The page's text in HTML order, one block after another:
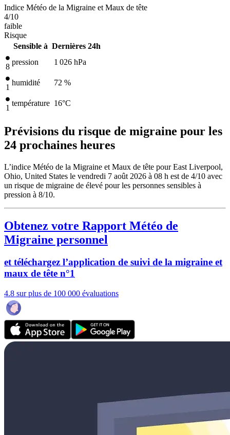
Indice Météo de la Migraine et Maux de tête
4/10
faible
Risque
Sensible à Dernières 24h
8
pression 1 026 hPa
1
humidité 72 %
1
température 16°C
Prévisions du risque de migraine pour les
24 prochaines heures
L’indice Météo de la Migraine et Maux de tête pour East Liverpool,
Ohio, United States le vendredi 7 août 2026 à 08 h est de 4/10 avec
un risque de migraine de élevé pour les personnes sensibles à
pression à 8/10.
Obtenez votre Rapport Météo de
Migraine personnel
et téléchargez l’application de suivi de la migraine et
maux de tête n°1
4.8 sur plus de 100 000 évaluations